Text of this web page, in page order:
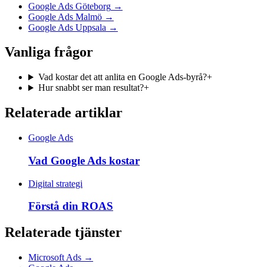
Google Ads Göteborg →
Google Ads Malmö →
Google Ads Uppsala →
Vanliga frågor
Vad kostar det att anlita en Google Ads-byrå?+
Hur snabbt ser man resultat?+
Relaterade artiklar
Google Ads
Vad Google Ads kostar
Digital strategi
Förstå din ROAS
Relaterade tjänster
Microsoft Ads →